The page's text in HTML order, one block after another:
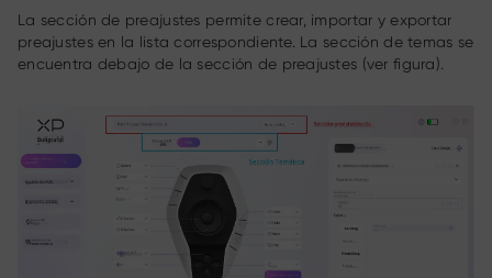
La sección de preajustes permite crear, importar y exportar
preajustes en la lista correspondiente. La sección de temas se
encuentra debajo de la sección de preajustes (ver figura).